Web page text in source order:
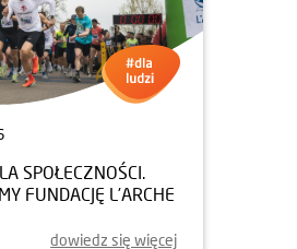
SPOŁECZNOŚCI.
FUNDACJĘ L’ARCHE
dowiedz się więcej